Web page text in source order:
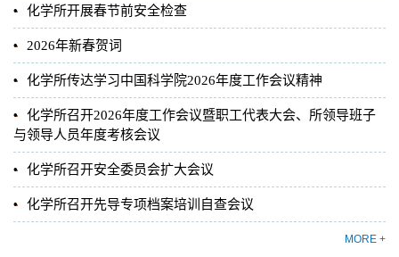
• 化学所开展春节前安全检查
• 2026年新春贺词
• 化学所传达学习中国科学院2026年度工作会议精神
•
化学所召开2026年度工作会议暨职工代表大会、所领导班子
与领导人员年度考核会议
• 化学所召开安全委员会扩大会议
• 化学所召开先导专项档案培训自查会议
MORE +